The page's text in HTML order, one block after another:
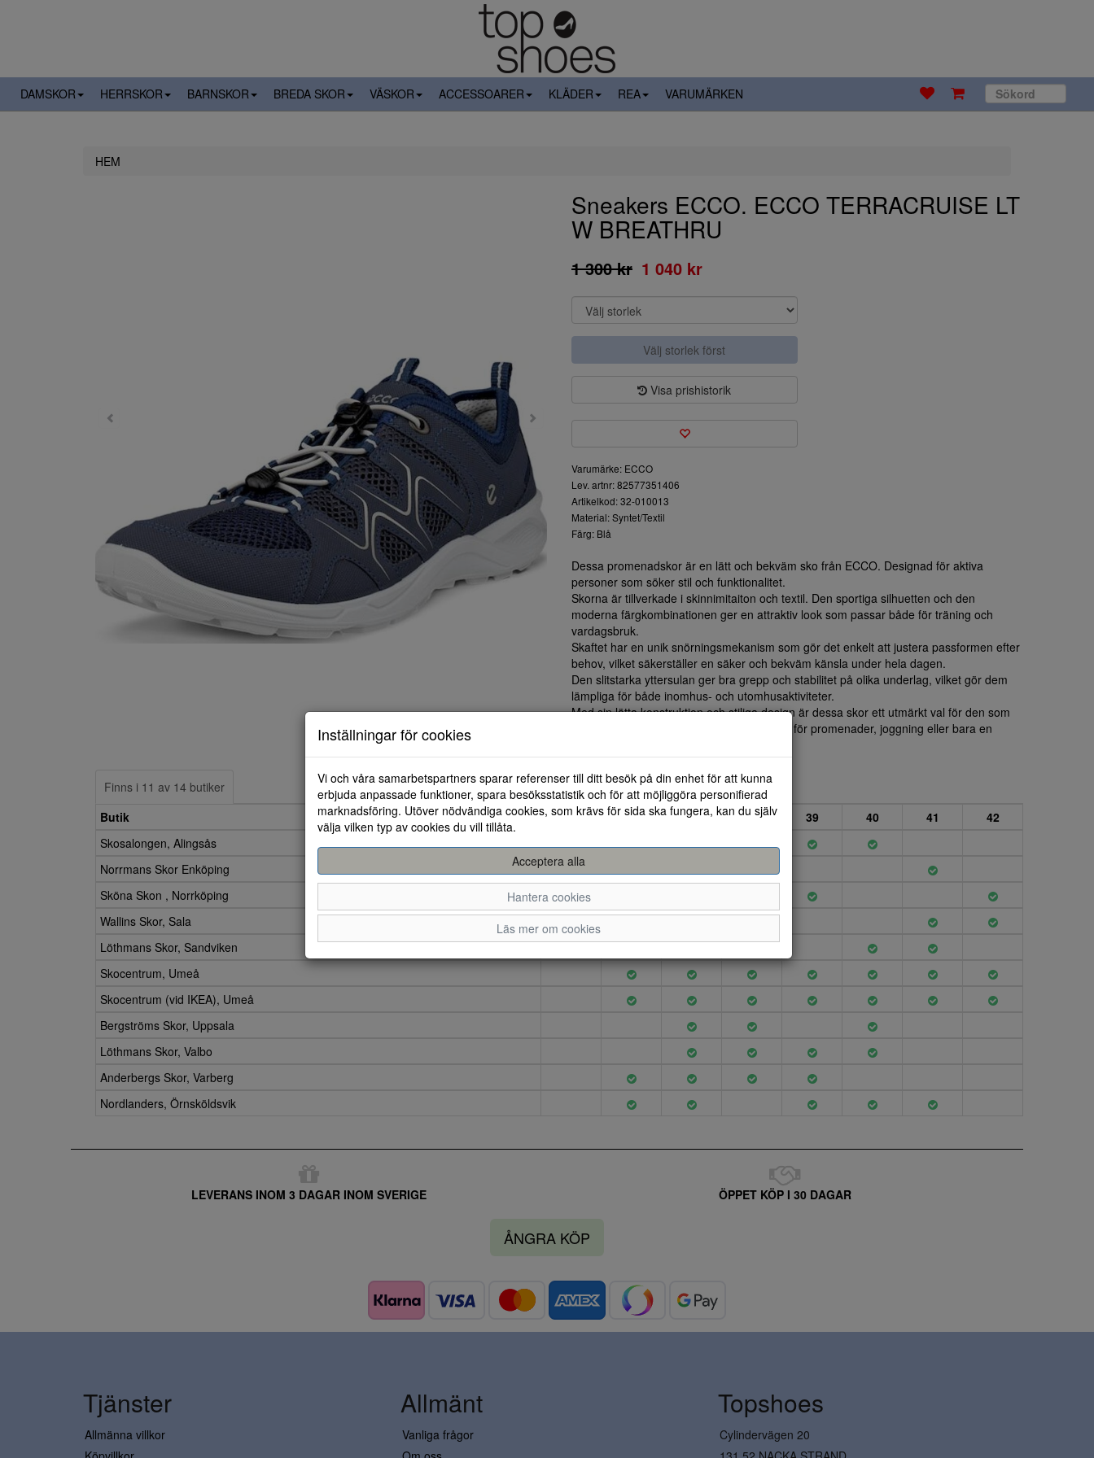
DAMSKOR HERRSKOR BARNSKOR BREDA SKOR VÄSKOR ACCESSOARER KLÄDER REA VARUMÄRKEN
HEM
Sneakers ECCO. ECCO TERRACRUISE LT
W BREATHRU
1 300 kr 1 040 kr
Välj storlek först
Visa prishistorik
Varumärke: ECCO
Lev. artnr: 82577351406
Artikelkod: 32-010013
Material: Syntet/Textil
Färg: Blå
Dessa promenadskor är en lätt och bekväm sko från ECCO. Designad för aktiva
personer som söker stil och funktionalitet.
Skorna är tillverkade i skinnimitaiton och textil. Den sportiga silhuetten och den
moderna färgkombinationen ger en attraktiv look som passar både för träning och
vardagsbruk.
Skaftet har en unik snörningsmekanism som gör det enkelt att justera passformen efter
behov, vilket säkerställer en säker och bekväm känsla under hela dagen.
Den slitstarka yttersulan ger bra grepp och stabilitet på olika underlag, vilket gör dem
lämpliga för både inomhus- och utomhusaktiviteter.
Med sin lätta konstruktion och stiliga design är dessa skor ett utmärkt val för den som
vill kombinera funktion och mode. Perfekta för promenader, joggning eller bara en
Finns i 11 av 14 butiker
Butik
35 36 37 38 39 40 41
42
Skosalongen, Alingsås
Norrmans Skor Enköping
Sköna Skon , Norrköping
Wallins Skor, Sala
Löthmans Skor, Sandviken
Skocentrum, Umeå
Skocentrum (vid IKEA), Umeå
Bergströms Skor, Uppsala
Löthmans Skor, Valbo
Anderbergs Skor, Varberg
Nordlanders, Örnsköldsvik
LEVERANS INOM 3 DAGAR INOM SVERIGE ÖPPET KÖP I 30 DAGAR
ÅNGRA KÖP
Inställningar för cookies
Vi och våra samarbetspartners sparar referenser till ditt besök på din enhet för att kunna
erbjuda anpassade funktioner, spara besöksstatistik och för att möjliggöra personifierad
marknadsföring. Utöver nödvändiga cookies, som krävs för sida ska fungera, kan du själv
välja vilken typ av cookies du vill tillåta.
Acceptera alla
Hantera cookies
Läs mer om cookies
Tjänster
Allmänna villkor
Allmänt
Vanliga frågor
Topshoes
Cylindervägen 20